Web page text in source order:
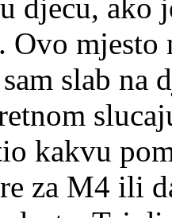
djecu, ako
Ovo
sam slab na
kakvu
za M4 ili